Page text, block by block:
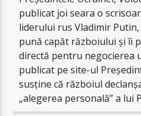
publicat joi seara o
liderului rus Vladimir
pună capăt războiului și îi
directă pentru negocierea
publicat pe site-ul
susține că războiul
„alegerea personală” a lui